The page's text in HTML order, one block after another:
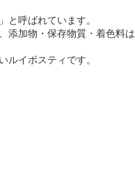
と呼ばれています。
添加物・保存物質・着色料は
ルイボスティです。